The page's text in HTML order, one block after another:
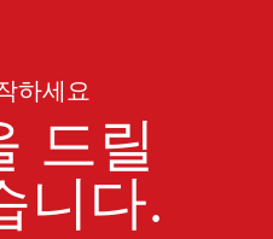
하세요
드릴
니다.